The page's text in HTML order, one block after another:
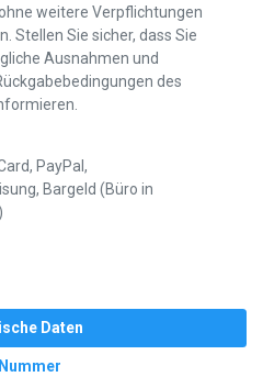
weitere Verpflichtungen
Stellen Sie sicher, dass Sie
Ausnahmen und
des
PayPal,
Bargeld (Büro in
Daten